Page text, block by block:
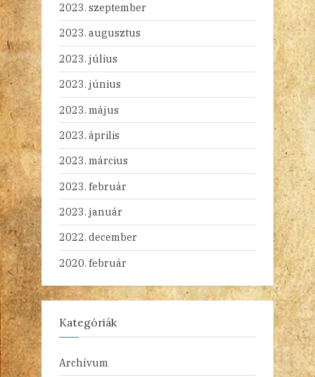
2023. szeptember
2023. augusztus
2023. július
2023. június
2023. május
2023. április
2023. március
2023. február
2023. január
2022. december
2020. február
Kategóriák
Archívum